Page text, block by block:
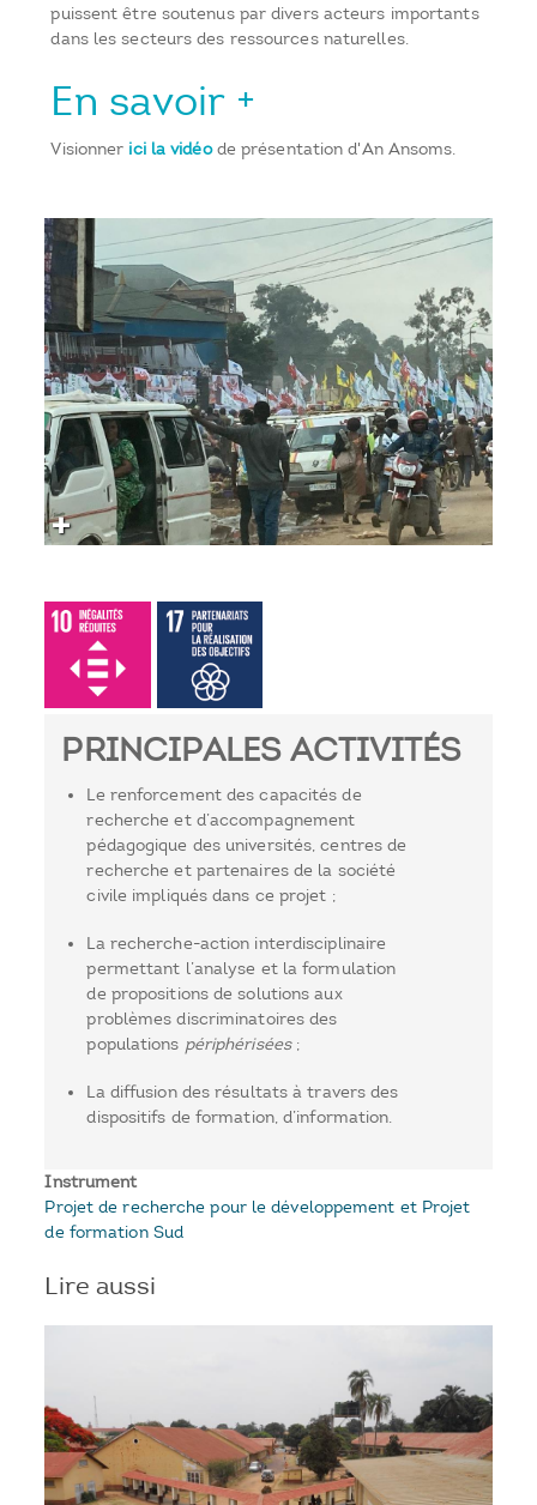
puissent être soutenus par divers acteurs importants
dans les secteurs des ressources naturelles.
En savoir +
Visionner ici la vidéo de présentation d'An Ansoms.
PRINCIPALES ACTIVITÉS
Le renforcement des capacités de
recherche et d’accompagnement
pédagogique des universités, centres de
recherche et partenaires de la société
civile impliqués dans ce projet ;
La recherche-action interdisciplinaire
permettant l’analyse et la formulation
de propositions de solutions aux
problèmes discriminatoires des
populations périphérisées;
La diffusion des résultats à travers des
dispositifs de formation, d’information.
Instrument
Projet de recherche pour le développement et Projet
de formation Sud
Lire aussi